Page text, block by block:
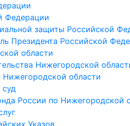
Федерации
защиты Российской
Президента Российской
области
Нижегородской
Нижегородской области
России по Нижегородской
Указов